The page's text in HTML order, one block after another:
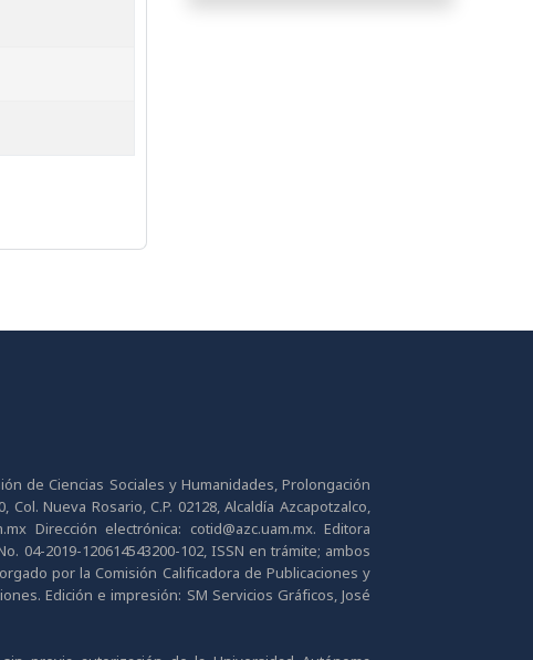
de Ciencias Sociales y Humanidades, Prolongación
Nueva Rosario, C.P. 02128, Alcaldía Azcapotzalco,
Dirección electrónica: cotid@azc.uam.mx. Editora
04-2019-120614543200-102, ISSN en trámite; ambos
por la Comisión Calificadora de Publicaciones y
Edición e impresión: SM Servicios Gráficos, José